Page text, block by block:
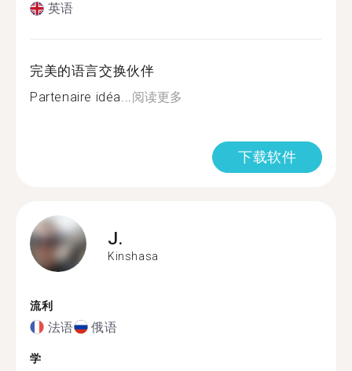
英语
完美的语言交换伙伴
Partenaire idéa...阅读更多
下载软件
J.
Kinshasa
流利
法语 俄语
学